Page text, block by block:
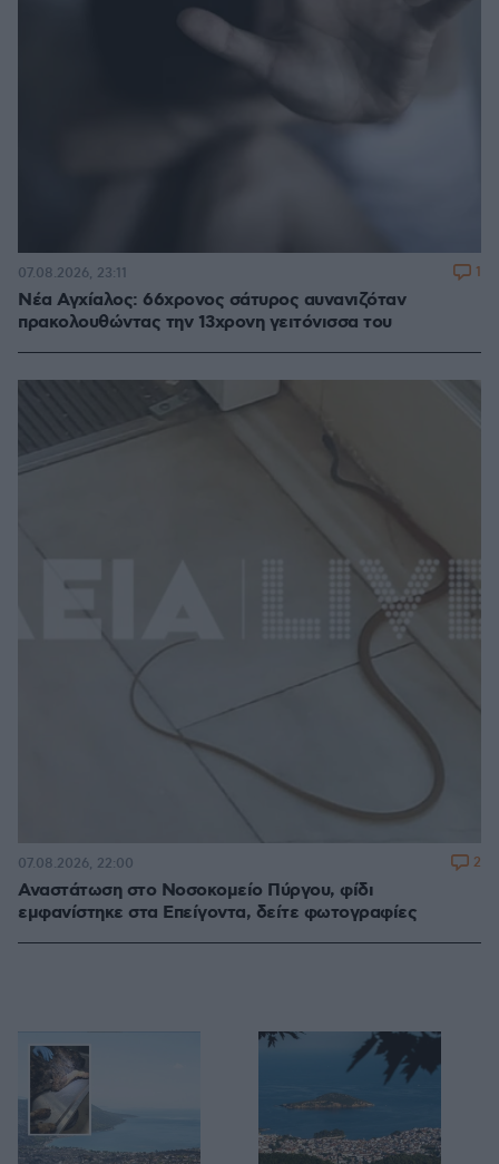
Νέα Αγχίαλος: 66χρονος σάτυρος αυνανιζόταν
πρακολουθώντας την 13χρονη γειτόνισσα του
07.08.2026, 23:11 1
Αναστάτωση στο Νοσοκομείο Πύργου, φίδι
εμφανίστηκε στα Επείγοντα, δείτε φωτογραφίες
07.08.2026, 22:00 2